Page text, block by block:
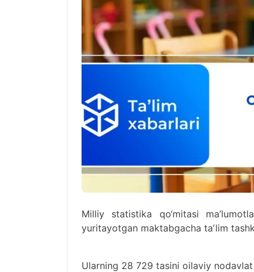
Milliy statistika qo‘mitasi
yuritayotgan maktabgacha taʼlim
Ularning 28 729 tasini oilaviy